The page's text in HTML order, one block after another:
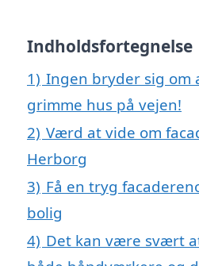
Indholdsfortegnelse
1) Ingen bryder sig om
grimme hus på vejen!
2) Værd at vide om
Herborg
3) Få en tryg
bolig
4) Det kan være svært